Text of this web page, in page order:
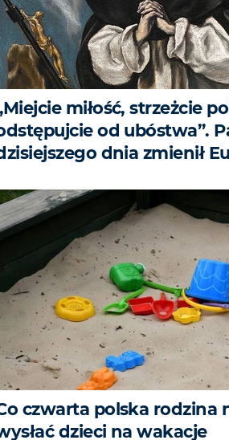
miłość, strzeżcie
od ubóstwa”.
dnia zmienił
czwarta polska rodzina
dzieci na wakacje